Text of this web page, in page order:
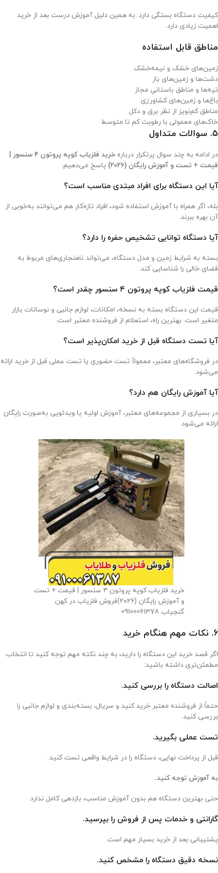
کیفیت دستگاه بستگی دارد. به همین دلیل آموزش درست بعد از خرید
اهمیت زیادی دارد.
مناطق قابل استفاده
زمین‌های خشک و نیمه‌خشک
دشت‌ها و زمین‌های باز
تپه‌ها و مناطق باستانیِ مجاز
باغ‌ها و زمین‌های کشاورزی
مناطق کم‌نویز از نظر برق و دکل
خاک‌های معمولی با رطوبت کم تا متوسط
5. سوالات متداول
در ادامه به چند سوال پرتکرار درباره
خرید فلزیاب کوپه پروتون ۴ سنسور |
قیمت + تست و آموزش رایگان (۲۰۲۶)
پاسخ می‌دهیم:
آیا این دستگاه برای افراد مبتدی مناسب است؟
بله، اگر همراه با آموزش استفاده شود، افراد تازه‌کار هم می‌توانند به‌خوبی از
آن بهره ببرند.
آیا دستگاه توانایی تشخیص حفره را دارد؟
بسته به شرایط زمین و مدل دستگاه، می‌تواند ناهنجاری‌های مربوط به
فضای خالی را شناسایی کند.
قیمت فلزیاب کوپه پروتون ۴ سنسور چقدر است؟
قیمت این دستگاه بسته به نسخه، امکانات، لوازم جانبی و نوسانات بازار
متغیر است. بهترین راه، استعلام از فروشنده معتبر است.
آیا تست دستگاه قبل از خرید امکان‌پذیر است؟
در فروشگاه‌های معتبر، معمولاً تست حضوری یا تست عملی قبل از خرید ارائه
می‌شود.
آیا آموزش رایگان هم دارد؟
در بسیاری از مجموعه‌های معتبر، آموزش اولیه یا ویدئویی به‌صورت رایگان
ارائه می‌شود.
خرید فلزیاب کوپه پروتون ۴ سنسور | قیمت + تست
و آموزش رایگان (۲۰۲۶)فروش فلزیاب در کهن
گنجیاب 09100061378
6. نکات مهم هنگام خرید
اگر قصد خرید این دستگاه را دارید، به چند نکته مهم توجه کنید تا انتخاب
مطمئن‌تری داشته باشید:
اصالت دستگاه را بررسی کنید.
حتماً از فروشنده معتبر خرید کنید و سریال، بسته‌بندی و لوازم جانبی را
بررسی کنید.
تست عملی بگیرید.
قبل از پرداخت نهایی، دستگاه را در شرایط واقعی تست کنید.
به آموزش توجه کنید.
حتی بهترین دستگاه هم بدون آموزش مناسب، بازدهی کامل ندارد.
گارانتی و خدمات پس از فروش را بپرسید.
پشتیبانی بعد از خرید بسیار مهم است.
نسخه دقیق دستگاه را مشخص کنید.